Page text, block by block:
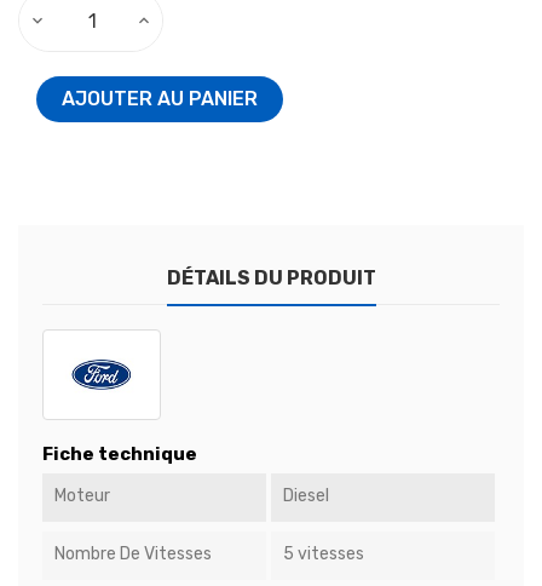
AJOUTER AU PANIER
DÉTAILS DU PRODUIT
Fiche technique
Moteur Diesel
Nombre De Vitesses 5 vitesses